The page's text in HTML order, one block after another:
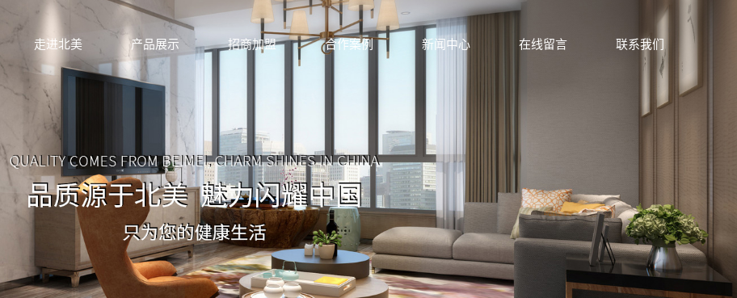
走进北美 产品展示 招商加盟 合作案例 新闻中心 在线留言 联系我们